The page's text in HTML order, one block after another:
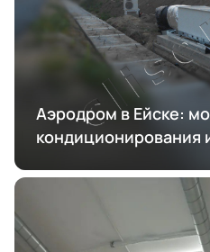
Аэродром в Ейске:
кондиционирования